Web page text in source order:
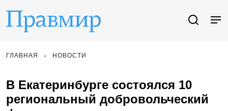
ГЛАВНАЯ НОВОСТИ
В Екатеринбурге состоялся 10
региональный добровольческий